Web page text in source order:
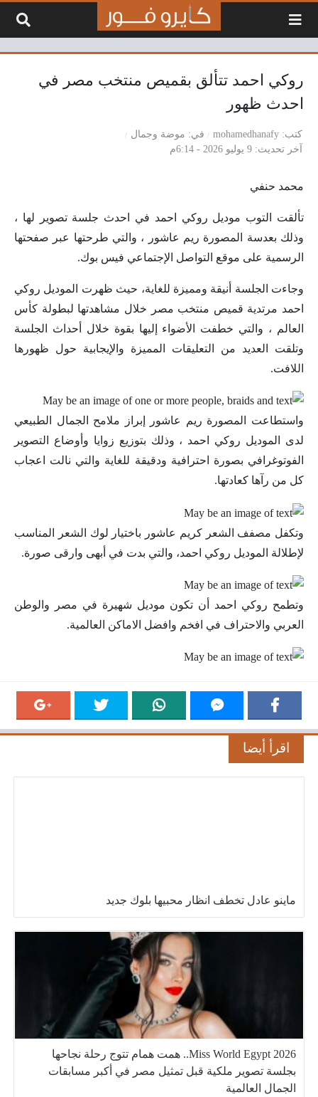
روكي احمد تتألق بقميص منتخب مصر في
احدث ظهور
كتب mohamedhanafy في
موضة وجمال
آخر تحديث 9 يوليو 2026 - 6:14م
محمد حنفي
تألقت التوب موديل روكي احمد في احدث جلسة تصوير لها ،
وذلك بعدسة المصورة ريم عاشور ، والتي طرحتها عبر صفحتها
الرسمية على موقع التواصل الإجتماعي فيس بوك.
وجاءت الجلسة أنيقة ومميزة للغاية، حيث ظهرت الموديل روكي
احمد مرتدية قميص منتخب مصر خلال مشاهدتها لبطولة كأس
العالم ، والتي خطفت الأضواء إليها بقوة خلال أحداث الجلسة
وتلقت العديد من التعليقات المميزة والإيجابية حول ظهورها
اللافت.
واستطاعت المصورة ريم عاشور إبراز ملامح الجمال الطبيعي
لدى الموديل روكي احمد ، وذلك بتوزيع زوايا وأوضاع التصوير
الفوتوغرافي بصورة احترافية ودقيقة للغاية والتي نالت اعجاب
كل من رآها كعادتها.
وتكفل مصفف الشعر كريم عاشور باختيار لوك الشعر المناسب
لإطلالة الموديل روكي احمد، والتي بدت في أبهى وارقى صورة.
وتطمح روكي احمد أن تكون موديل شهيرة في مصر والوطن
العربي والاحتراف في افخم وافضل الاماكن العالمية.
اقرأ أيضا
ماينو عادل تخطف انظار محبيها بلوك جديد
Miss World Egypt 2026.. همت همام تتوج رحلة نجاحها
بجلسة تصوير ملكية قبل تمثيل مصر في أكبر مسابقات
الجمال العالمية